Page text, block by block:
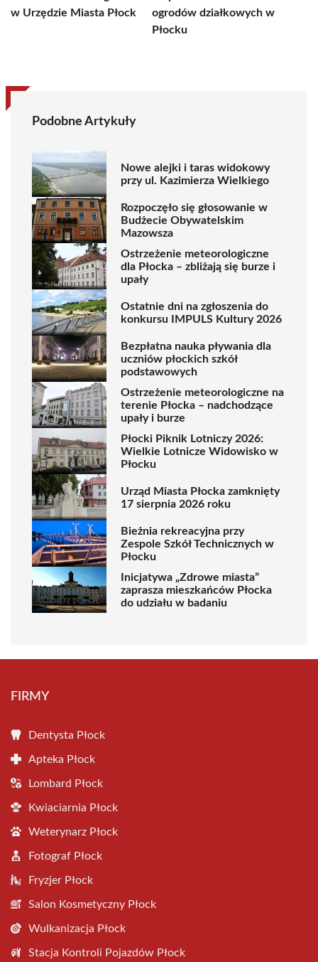
w Urzędzie Miasta Płock
ogrodów działkowych w
Płocku
Podobne Artykuły
Nowe alejki i taras widokowy
przy ul. Kazimierza Wielkiego
Rozpoczęło się głosowanie w
Budżecie Obywatelskim
Mazowsza
Ostrzeżenie meteorologiczne
dla Płocka – zbliżają się burze i
upały
Ostatnie dni na zgłoszenia do
konkursu IMPULS Kultury 2026
Bezpłatna nauka pływania dla
uczniów płockich szkół
podstawowych
Ostrzeżenie meteorologiczne na
terenie Płocka – nadchodzące
upały i burze
Płocki Piknik Lotniczy 2026:
Wielkie Lotnicze Widowisko w
Płocku
Urząd Miasta Płocka zamknięty
17 sierpnia 2026 roku
Bieżnia rekreacyjna przy
Zespole Szkół Technicznych w
Płocku
Inicjatywa „Zdrowe miasta”
zaprasza mieszkańców Płocka
do udziału w badaniu
FIRMY
Dentysta Płock
Apteka Płock
Lombard Płock
Kwiaciarnia Płock
Weterynarz Płock
Fotograf Płock
Fryzjer Płock
Salon Kosmetyczny Płock
Wulkanizacja Płock
Stacja Kontroli Pojazdów Płock